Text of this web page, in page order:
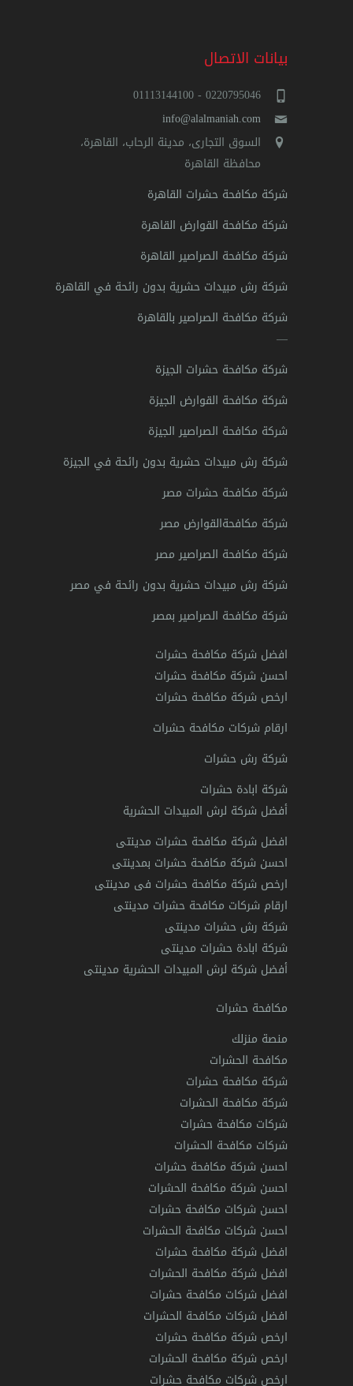
بيانات الاتصال
0220795046 - 01113144100
info@alalmaniah.com
السوق التجارى، مدينة الرحاب، القاهرة،
محافظة القاهرة‬
شركة مكافحة حشرات القاهرة
شركة مكافحة القوارض القاهرة
شركة مكافحة الصراصير القاهرة
شركة رش مبيدات حشرية بدون رائحة في القاهرة
شركة مكافحة الصراصير بالقاهرة
—
شركة مكافحة حشرات الجيزة
شركة مكافحة القوارض الجيزة
شركة مكافحة الصراصير الجيزة
شركة رش مبيدات حشرية بدون رائحة في الجيزة
شركة مكافحة حشرات مصر
شركة مكافحةالقوارض مصر
شركة مكافحة الصراصير مصر
شركة رش مبيدات حشرية بدون رائحة في مصر
شركة مكافحة الصراصير بمصر
افضل شركة مكافحة حشرات
احسن شركة مكافحة حشرات
ارخص شركة مكافحة حشرات
ارقام شركات مكافحة حشرات
شركة رش حشرات
شركة ابادة حشرات
أفضل شركة لرش المبيدات الحشرية
افضل شركة مكافحة حشرات مدينتى
احسن شركة مكافحة حشرات بمدينتى
ارخص شركة مكافحة حشرات فى مدينتى
ارقام شركات مكافحة حشرات مدينتى
شركة رش حشرات مدينتى
شركة ابادة حشرات مدينتى
أفضل شركة لرش المبيدات الحشرية مدينتى
مكافحة حشرات
منصة منزلك
مكافحة الحشرات
شركة مكافحة حشرات
شركة مكافحة الحشرات
شركات مكافحة حشرات
شركات مكافحة الحشرات
احسن شركة مكافحة حشرات
احسن شركة مكافحة الحشرات
احسن شركات مكافحة حشرات
احسن شركات مكافحة الحشرات
افضل شركة مكافحة حشرات
افضل شركة مكافحة الحشرات
افضل شركات مكافحة حشرات
افضل شركات مكافحة الحشرات
ارخص شركة مكافحة حشرات
ارخص شركة مكافحة الحشرات
ارخص شركات مكافحة حشرات